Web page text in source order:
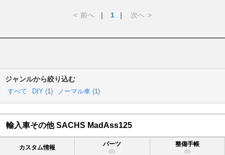
< 前へ ｜ 1 ｜ 次へ >
ジャンルから絞り込む
すべて DIY (1) ノーマル車 (1)
輸入車その他 SACHS MadAss125
カスタム情報 パーツ
(0)
整備手帳
(0)